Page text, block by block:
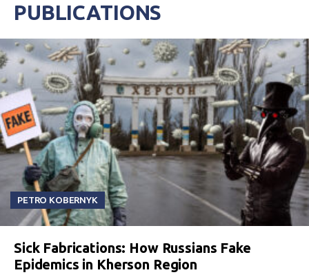
PUBLICATIONS
PETRO KOBERNYK
Sick Fabrications: How Russians Fake
Epidemics in Kherson Region